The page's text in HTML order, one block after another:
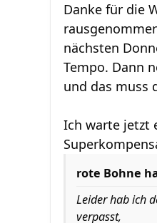
Danke für die
nächsten
Tempo. Dann
und das muss
Ich warte jetzt
rote Bohne
Leider hab ich
verpasst,